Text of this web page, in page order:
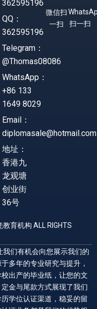
362595196
QQ：
362595196
Telegram：
@Thomas08086
WhatsApp：
+86 133
1649 8029
Email：
diplomasale@hotmail.com
地址：
香港九
龙观塘
创业街
36号
微信扫
一扫
扫一扫
育机构 ALL RIGHTS
们有机会向您展示我们的
多年的专业研究与提升，
出产的毕业纸，让您的文
金与尾款方式展现了我们
学位认证渠道，稳妥的留